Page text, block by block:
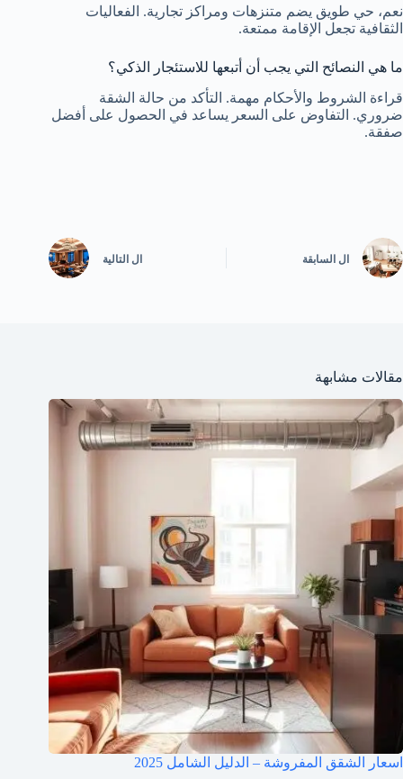
نعم، حي طويق يضم متنزهات ومراكز تجارية. الفعاليات
الثقافية تجعل الإقامة ممتعة.
ما هي النصائح التي يجب أن أتبعها للاستئجار الذكي؟
قراءة الشروط والأحكام مهمة. التأكد من حالة الشقة
ضروري. التفاوض على السعر يساعد في الحصول على أفضل
صفقة.
ال السابقة ال التالية
مقالات مشابهة
اسعار الشقق المفروشة – الدليل الشامل 2025